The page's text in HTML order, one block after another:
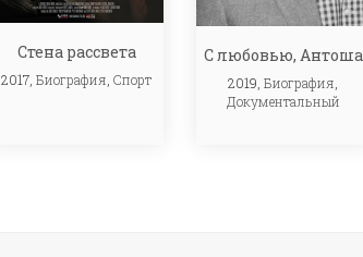
Стена рассвета
2017,Биография ,Спорт
С любовью, Антоша
2019,Биография
Документальный